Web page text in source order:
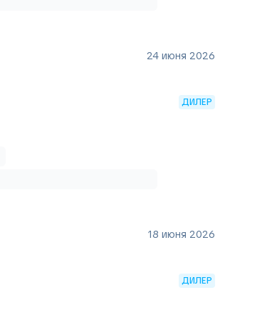
24 июня 2026
ДИЛЕР
18 июня 2026
ДИЛЕР